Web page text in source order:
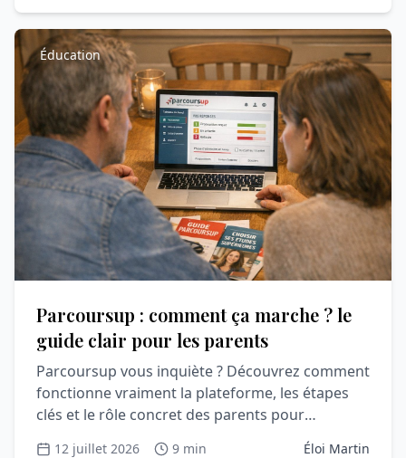
Éducation
Parcoursup : comment ça marche ? le
guide clair pour les parents
Parcoursup vous inquiète ? Découvrez comment
fonctionne vraiment la plateforme, les étapes
clés et le rôle concret des parents pour
accompagner sereinement votre lycéen.
12 juillet 2026 9 min Éloi Martin